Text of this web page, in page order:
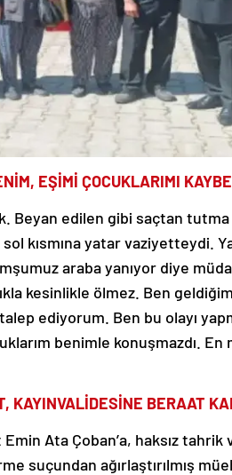
EŞİMİ ÇOCUKLARIMI
Beyan edilen gibi saçtan
kısmına yatar vaziyetteydi.
araba yanıyor diye
kesinlikle ölmez. Ben
ediyorum. Ben bu olayı
benimle konuşmazdı. En
KAYINVALİDESİNE BERAAT
Ata Çoban’a, haksız
suçundan ağırlaştırılmış